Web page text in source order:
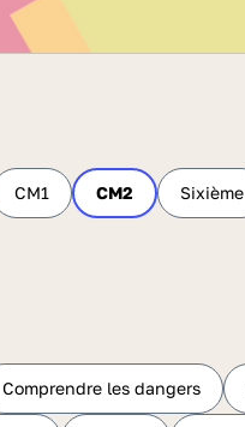
CM1 CM2 Sixième
Comprendre les dangers